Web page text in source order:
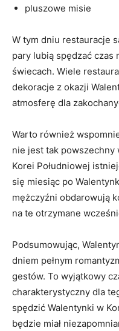
pluszowe ‌misie
W tym dniu restauracje
pary lubią ⁤spędzać czas
świecach. Wiele
dekoracje z okazji
⁢atmosferę dla
Warto również
nie ‌jest tak ​powszechny
Korei Południowej
‍się miesiąc ⁣po
mężczyźni‍ obdarowują
na te otrzymane
Podsumowując,⁢
dniem pełnym
gestów. To wyjątkowy
charakterystyczny dla
spędzić⁤ Walentynki w
będzie miał